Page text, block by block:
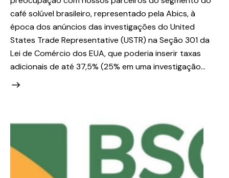
café solúvel brasileiro, representado pela Abics, à
época dos anúncios das investigações do United
States Trade Representative (USTR) na Seção 301 da
Lei de Comércio dos EUA, que poderia inserir taxas
adicionais de até 37,5% (25% em uma investigação…